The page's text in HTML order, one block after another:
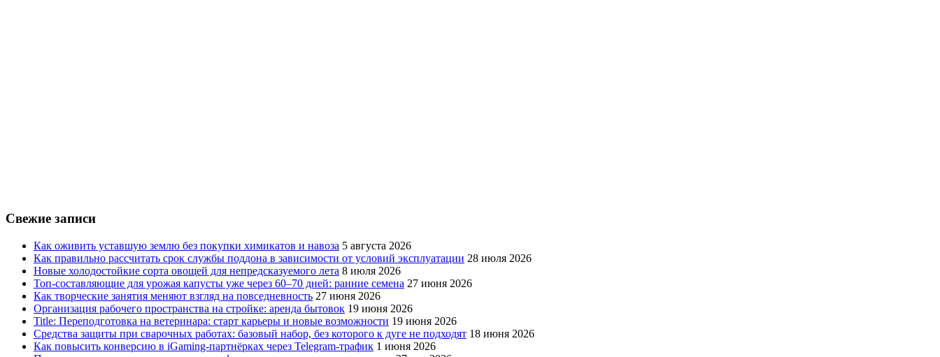
Свежие записи
Как оживить уставшую землю без покупки химикатов и навоза 5 августа 2026
Как правильно рассчитать срок службы поддона в зависимости от условий эксплуатации 28 июля 2026
Новые холодостойкие сорта овощей для непредсказуемого лета 8 июля 2026
Топ-составляющие для урожая капусты уже через 60–70 дней: ранние семена 27 июня 2026
Как творческие занятия меняют взгляд на повседневность 27 июня 2026
Организация рабочего пространства на стройке: аренда бытовок 19 июня 2026
Title: Переподготовка на ветеринара: старт карьеры и новые возможности 19 июня 2026
Средства защиты при сварочных работах: базовый набор, без которого к дуге не подходят 18 июня 2026
Как повысить конверсию в iGaming-партнёрках через Telegram-трафик 1 июня 2026